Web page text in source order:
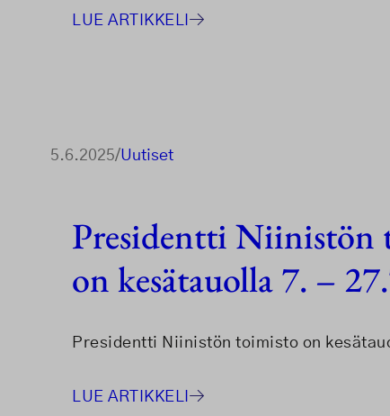
LUE ARTIKKELI
5.6.2025/Uutiset
Presidentti Niinistön
on kesätauolla 7. –
Presidentti Niinistön toimisto on
LUE ARTIKKELI